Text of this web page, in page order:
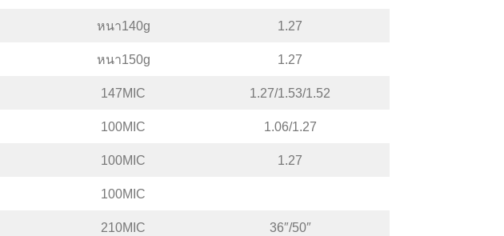
หนา140g 1.27
หนา150g 1.27
147MIC 1.27/1.53/1.52
100MIC 1.06/1.27
100MIC 1.27
100MIC
210MIC 36″/50″